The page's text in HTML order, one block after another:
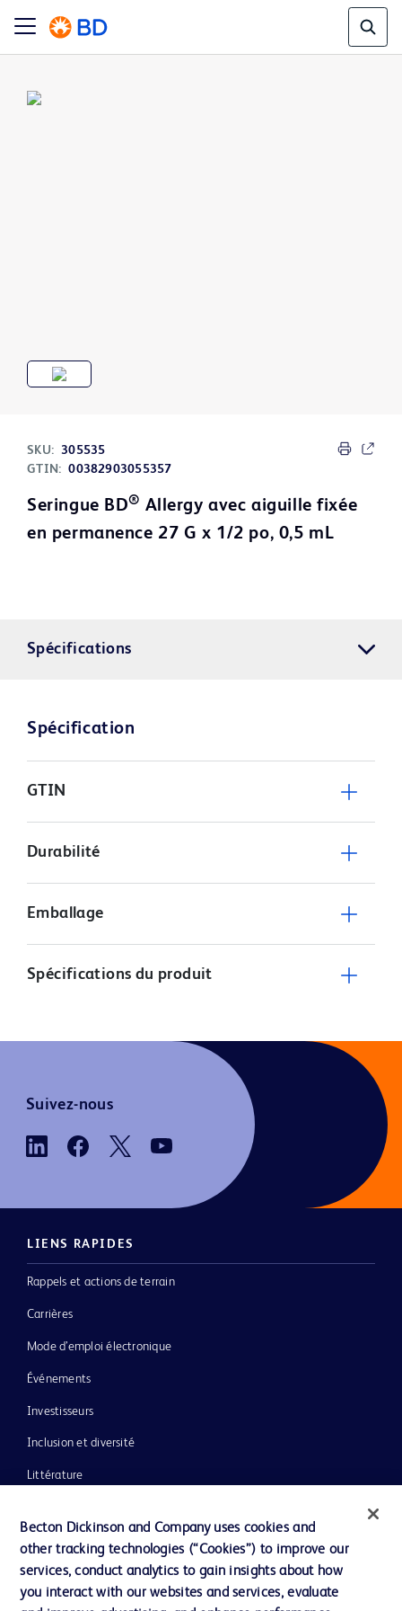
SKU: 305535
GTIN: 00382903055357
Seringue BD® Allergy avec aiguille fixée
en permanence 27 G x 1/2 po, 0,5 mL
Spécifications
Spécification
GTIN
Durabilité
Emballage
Spécifications du produit
Suivez-nous
LIENS RAPIDES
Rappels et actions de terrain
Carrières
Mode d’emploi électronique
Événements
Investisseurs
Inclusion et diversité
Littérature
Notre entreprise
Éthique et conformité
Becton Dickinson and Company uses cookies and
other tracking technologies (“Cookies”) to improve our
services, conduct analytics to gain insights about how
you interact with our websites and services, evaluate